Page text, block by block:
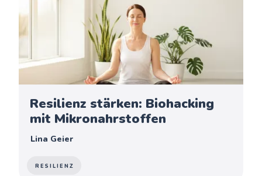
Resilienz stärken: Biohacking
mit Mikronahrstoffen
Lina Geier
RESILIENZ